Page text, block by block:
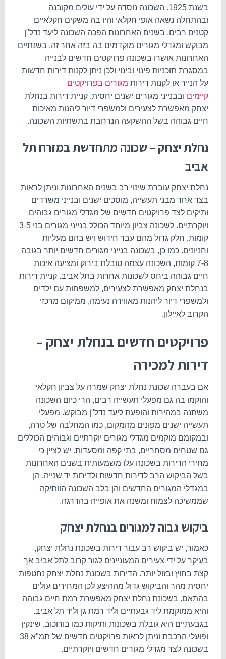
בשנת 1925. השכונה נוסדה על ידי עולים מקובנה
ובהתחלה נשאה אופי חקלאי והיו בה משקים חקלאיים
קטנים רבים. בשנים האחרונות הפכה השכונה ליעד נדל"ן
מבוקש ומגדלי מגורים מוקדמים בה בזה אחר זה. בשנתיים
האחרונות אושרו בשכונה פרויקטים חדשים לבנייה
במסגרת תוכניות פינוי ובינוי ולכן ניתן לקנות דירות חדשות
על הנייר או לקנות דירות מגורים בפרויקטים
קיימים ובבנייני מגורים ישנים יחסית. קניית דירות בנחלת
יצחק מאפשרת לצעירים ולמשפרי דיור ליהנות מאיכות
חיים גבוהה בשל ההשקעה הנרחבת בתשתיות השכונה.
נחלת יצחק – שכונה מתחדשת במזרח תל
אביב
נחלת יצחק עוברת שינוי רב בשנים האחרונות וניתן לראות
בצד אחד מבני תעשייה, מוסכים ישנים ובנייני משרדים
ותיקים לצד פרויקטים חדשים של מגדלי מגורים גבוהים
ויוקרתיים. לשכונה צביון מיוחד הכולל בנייני מגורים בני 3-5
קומות, חלק גדול מהם עבר חידוש ויש בהם מעליות
וחניונים. כמו כן, בשכונה בנייני מגורים חדשים יותר בגובה
7-8 קומות, השכונה עצמה טובלת בירוק ומציעה איכות
חיים גבוהה ביחס לשכונות אחרות בתל אביב. קניית דירות
בנחלת יצחק מאפשרת לצעירים, למשפחות עם ילדים
ולמשפרי דיור ליהנות מאווירה נעימה, ממיקום מרכזי
הקרוב לאיילון.
פרויקטים חדשים בנחלת יצחק –
דירות למכירה
אם בעברה שכונת נחלת יצחק שמרה על צביון חקלאי
והוקמו בה גם מפעלי תעשייה רבים, הרי כיום השכונה
משתנה במהירות והופעת ליעד נדל"ן מבוקש. מפעלי
תעשייה ישנים מפונים מהמקום, כמו המחלבה של טרה,
ובמקומם מוקמים מגדלי מגורים יוקרתיים וגבוהים הכוללים
גם שטחים מסחריים, בתי קפה ומסעדות. יש לציין כי
מחירי הדירות בשכונה עלו משמעותית בשנים האחרונות
בשל הביקוש הרב לדירות חדשות ולדירות יד שנייה, הן
במגדלי המגורים החדשים והן בלב השכונה הוותיקה
שממשיכה לצמוח ומשנה את אופייה בהדרגה.
ביקוש גבוה למגורים בנחלת יצחק
כאמור, יש ביקוש רב עבור דירות בשכונת נחלת יצחק,
בעיקר על ידי צעירים המעוניינים לגור קרוב לתל אביב אך
קצת בחוץ ובזול יותר. הדירות בשכונת נחלת יצחק נחטפות
יחסית מהר והביקוש גדול מההיצע לכן המחירים עולים
בהתאם. בשכונת נחלת יצחק מאפשרת רמת חיים גבוהה
והיא ממוקמת ליד גבעתיים וליד רמת גן וליד תל אביב.
בגבעתיים היא גובלת בשכונות ותיקות כמו בורוכוב, שינקין
ופועלי הרכבת וניתן לראות פרויקטים חדשים של תמ"א 38
בשכונה לצד מגדלי מגורים חדשים ויוקרתיים.